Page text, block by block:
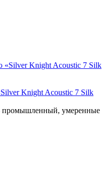
Knight Acoustic 7 Silk
промышленный, умеренные